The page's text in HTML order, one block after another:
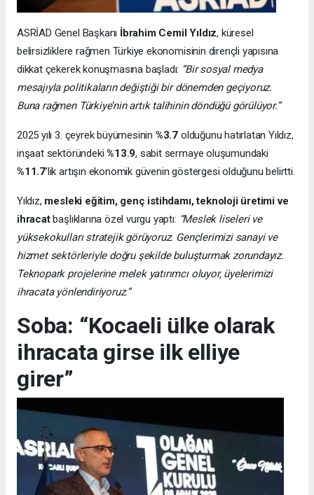
ASRİAD Genel Başkanı İbrahim Cemil Yıldız, küresel
belirsizliklere rağmen Türkiye ekonomisinin dirençli yapısına
dikkat çekerek konuşmasına başladı: “Bir sosyal medya
mesajıyla politikaların değiştiği bir dönemden geçiyoruz.
Buna rağmen Türkiye’nin artık talihinin döndüğü görülüyor.”
2025 yılı 3. çeyrek büyümesinin %3.7 olduğunu hatırlatan Yıldız,
inşaat sektöründeki%13.9, sabit sermaye oluşumundaki
%11.7’lik artışın ekonomik güvenin göstergesi olduğunu belirtti.
Yıldız, mesleki eğitim, genç istihdamı, teknoloji üretimi ve
ihracatbaşlıklarına özel vurgu yaptı: “Meslek liseleri ve
yüksekokulları stratejik görüyoruz. Gençlerimizi sanayi ve
hizmet sektörleriyle doğru şekilde buluşturmak zorundayız.
Teknopark projelerine melek yatırımcı oluyor, üyelerimizi
ihracata yönlendiriyoruz.”
Soba: “Kocaeli ülke olarak
ihracata girse ilk elliye
girer”